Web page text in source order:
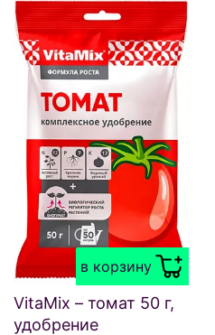
в корзину
VitaMix – томат 50 г,
удобрение